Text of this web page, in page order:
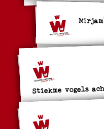
Stiekme vogels